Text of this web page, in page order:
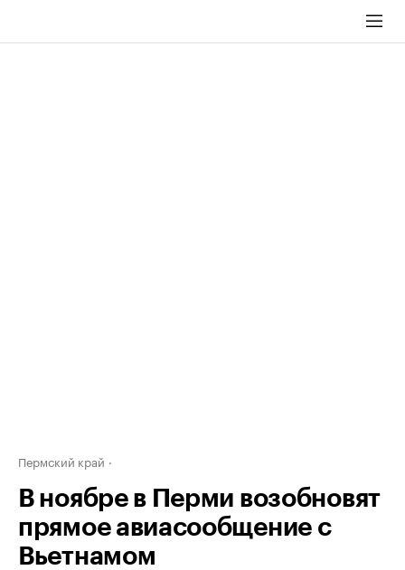
Пермский край
В ноябре в Перми возобновят
прямое авиасообщение с
Вьетнамом